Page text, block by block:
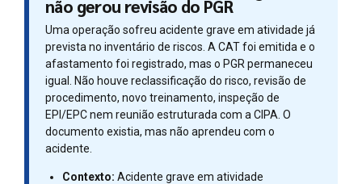
não gerou revisão do PGR
Uma operação sofreu acidente grave em atividade já
prevista no inventário de riscos. A CAT foi emitida e o
afastamento foi registrado, mas o PGR permaneceu
igual. Não houve reclassificação do risco, revisão de
procedimento, novo treinamento, inspeção de
EPI/EPC nem reunião estruturada com a CIPA. O
documento existia, mas não aprendeu com o
acidente.
Contexto: Acidente grave em atividade